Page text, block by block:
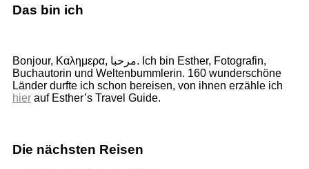
Das bin ich
Bonjour, Καλημερα, مرحبا. Ich bin Esther, Fotografin,
Buchautorin und Weltenbummlerin. 160 wunderschöne
Länder durfte ich schon bereisen, von ihnen erzähle ich
hier auf Esther’s Travel Guide.
Die nächsten Reisen